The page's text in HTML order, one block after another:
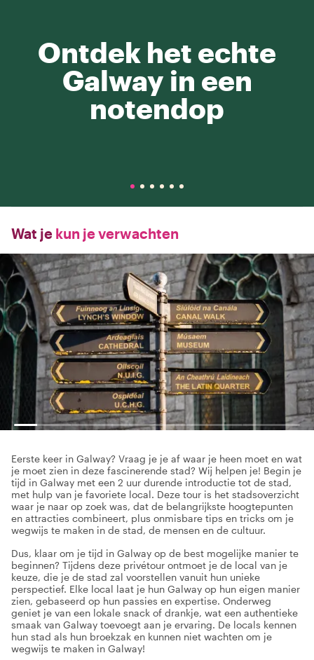
Ontdek het echte
Galway in een
notendop
Wat je kun je verwachten
Eerste keer in Galway? Vraag je je af waar je heen moet en wat
je moet zien in deze fascinerende stad? Wij helpen je! Begin je
tijd in Galway met een 2 uur durende introductie tot de stad,
met hulp van je favoriete local. Deze tour is het stadsoverzicht
waar je naar op zoek was, dat de belangrijkste hoogtepunten
en attracties combineert, plus onmisbare tips en tricks om je
wegwijs te maken in de stad, de mensen en de cultuur.
Dus, klaar om je tijd in Galway op de best mogelijke manier te
beginnen? Tijdens deze privétour ontmoet je de local van je
keuze, die je de stad zal voorstellen vanuit hun unieke
perspectief. Elke local laat je hun Galway op hun eigen manier
zien, gebaseerd op hun passies en expertise. Onderweg
geniet je van een lokale snack of drankje, wat een authentieke
smaak van Galway toevoegt aan je ervaring. De locals kennen
hun stad als hun broekzak en kunnen niet wachten om je
wegwijs te maken in Galway!